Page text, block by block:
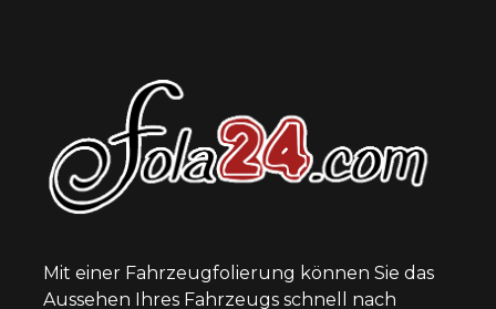
Mit einer Fahrzeugfolierung können Sie das
Aussehen Ihres Fahrzeugs schnell nach